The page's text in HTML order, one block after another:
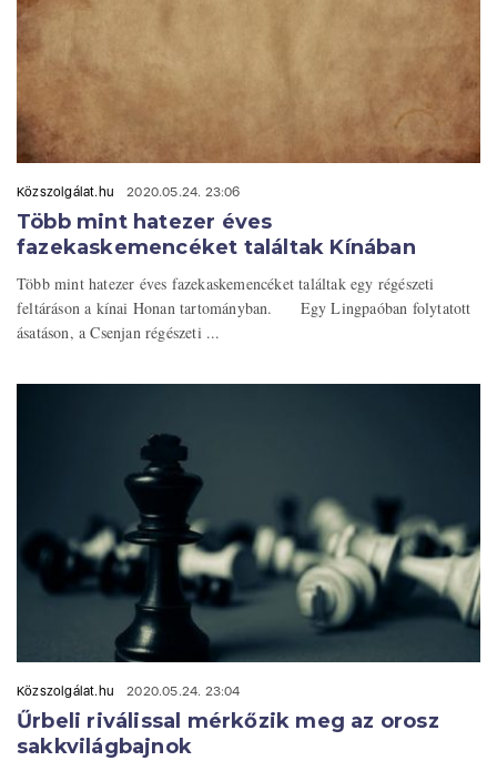
Közszolgálat.hu 2020.05.24. 23:06
Több mint hatezer éves
fazekaskemencéket találtak Kínában
Több mint hatezer éves fazekaskemencéket találtak egy régészeti
feltáráson a kínai Honan tartományban. Egy Lingpaóban folytatott
ásatáson, a Csenjan régészeti ...
Közszolgálat.hu 2020.05.24. 23:04
Űrbeli riválissal mérkőzik meg az orosz
sakkvilágbajnok